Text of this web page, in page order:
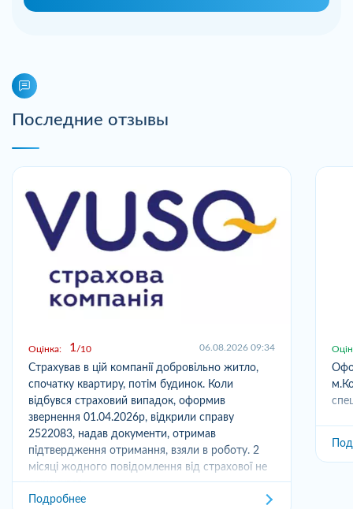
Последние отзывы
Оцінка: 1 10 06.08.2026 09:34
Страхував в цій компанії добровільно житло,
спочатку квартиру, потім будинок. Коли
відбувся страховий випадок, оформив
звернення 01.04.2026р, відкрили справу
2522083, надав документи, отримав
підтвердження отримання, взяли в роботу. 2
місяці жодного повідомлення від страхової не
отримував,...
Подробнее